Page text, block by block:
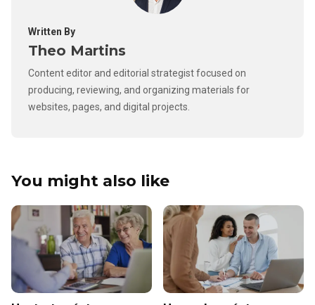
Written By
Theo Martins
Content editor and editorial strategist focused on
producing, reviewing, and organizing materials for
websites, pages, and digital projects.
You might also like